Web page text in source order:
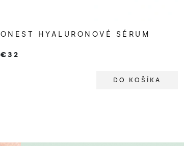
ONEST HYALURONOVÉ SÉRUM
€32
DO KOŠÍKA